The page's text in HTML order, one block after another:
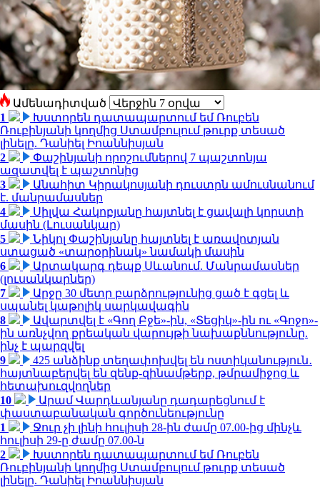
Ամենադիտված
1
Խստորեն դատապարտում եմ Ռուբեն
Ռուբինյանի կողմից Ստամբուլում թուրք տեսած
լինելը. Դանիել Իոաննիսյան
2
Փաշինյանի որոշումներով 7 պաշտոնյա
ազատվել է պաշտոնից
3
Անահիտ Կիրակոսյանի դուստրն ամուսնանում
է. մանրամասներ
4
Սիլվա Հակոբյանը հայտնել է ցավալի կորստի
մասին (Լուսանկար)
5
Նիկոլ Փաշինյանը հայտնել է առավոտյան
ստացած «տարօրինակ» նամակի մասին
6
Արտակարգ դեպք Սևանում. Մանրամասներ
(լուսանկարներ)
7
Արջը 30 մետր բարձրությունից ցած է գցել և
սպանել կաթոլիկ սարկավագին
8
Ավարտվել է «Գող Բջե»-ին, «Տեցիկ»-ին ու «Գոջո»-
ին առնչվող քրեական վարույթի նախաքննությունը.
ինչ է պարզվել
9
425 անձինք տեղափոխվել են ոստիկանություն․
հայտնաբերվել են զենք-զինամթերք, թմրամիջոց և
հետախուզվողներ
10
Արամ Վարդևանյանը դադարեցնում է
փաստաբանական գործունեությունը
1
Ջուր չի լինի հուլիսի 28-ին ժամը 07.00-ից մինչև
հուլիսի 29-ը ժամը 07.00-ն
2
Խստորեն դատապարտում եմ Ռուբեն
Ռուբինյանի կողմից Ստամբուլում թուրք տեսած
լինելը. Դանիել Իոաննիսյան